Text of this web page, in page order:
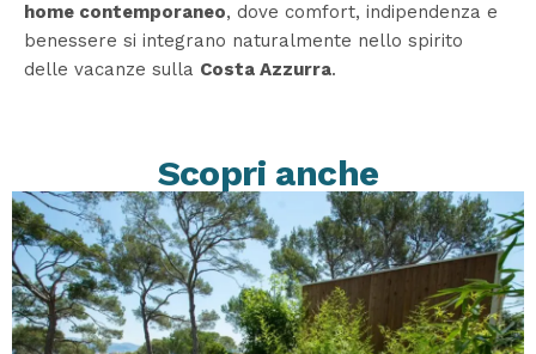
home contemporaneo, dove comfort, indipendenza e
benessere si integrano naturalmente nello spirito
delle vacanze sulla Costa Azzurra.
Scopri anche